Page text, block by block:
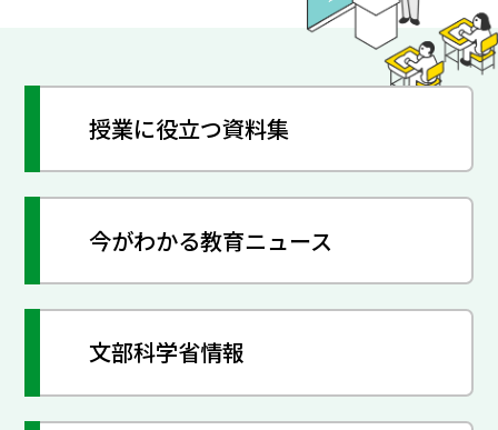
授業に役立つ資料集
今がわかる教育ニュース
文部科学省情報